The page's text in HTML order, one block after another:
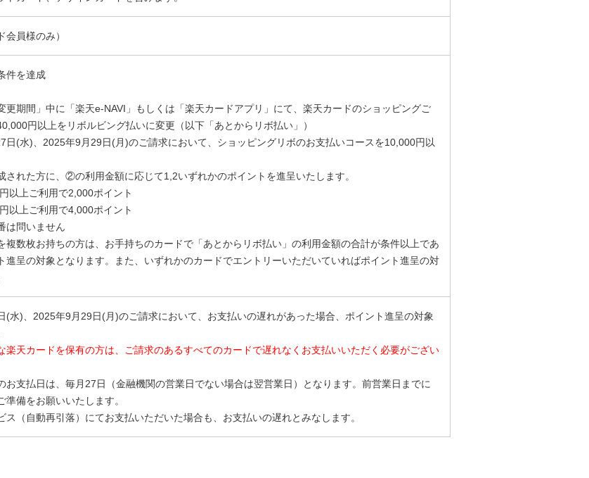
会員様のみ）
件を達成
期間」中に「楽天e-NAVI」もしくは「楽天カードアプリ」にて、楽天カードのショッピングご
円以上をリボルビング払いに変更（以下「あとからリボ払い」）
(水)、2025年9月29日(月)のご請求において、ショッピングリボのお支払いコースを10,000円以
された方に、②の利用金額に応じて1,2いずれかのポイントを進呈いたします。
以上ご利用で2,000ポイント
以上ご利用で4,000ポイント
問いません
複数枚お持ちの方は、お手持ちのカードで「あとからリボ払い」の利用金額の合計が条件以上であ
進呈の対象となります。また、いずれかのカードでエントリーいただいていればポイント進呈の対
(水)、2025年9月29日(月)のご請求において、お支払いの遅れがあった場合、ポイント進呈の対象
楽天カードを保有の方は、ご請求のあるすべてのカードで遅れなくお支払いいただく必要がござい
お支払日は、毎月27日（金融機関の営業日でない場合は翌営業日）となります。前営業日までに
準備をお願いいたします。
（自動再引落）にてお支払いただいた場合も、お支払いの遅れとみなします。